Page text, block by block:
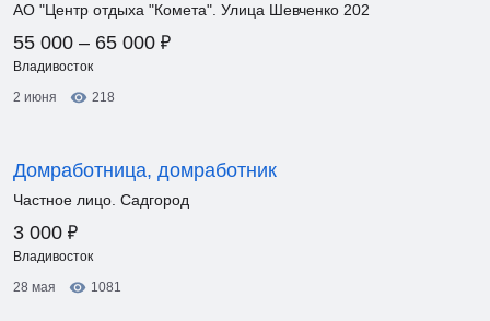
АО "Центр отдыха "Комета". Улица Шевченко 202
55 000 – 65 000 ₽
Владивосток
2 июня
218
Домработница, домработник
Частное лицо. Садгород
3 000 ₽
Владивосток
28 мая
1081